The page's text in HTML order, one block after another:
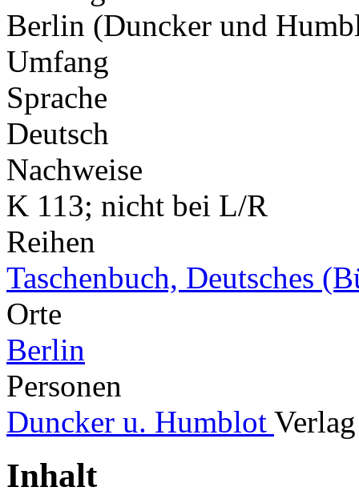
Berlin (Duncker und
Umfang
Sprache
Deutsch
Nachweise
K 113; nicht bei L/R
Reihen
Taschenbuch, Deutsches
Orte
Berlin
Personen
Duncker u. Humblot Verlag
Inhalt